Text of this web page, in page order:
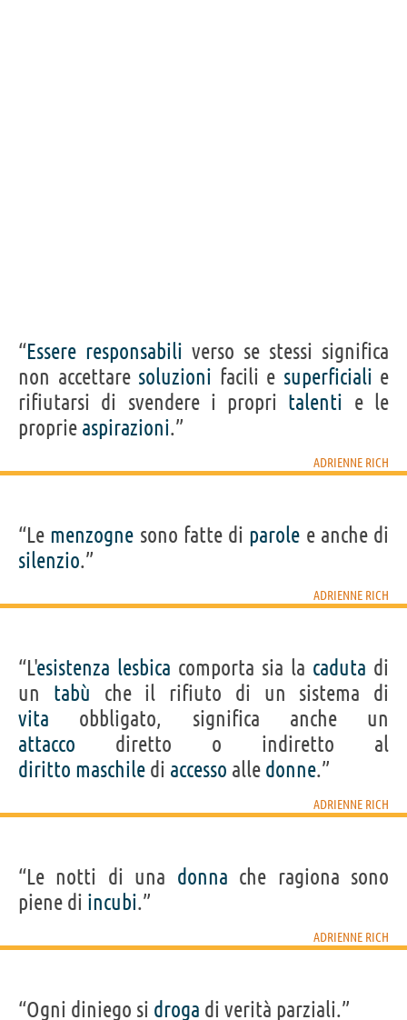
“Essere responsabili verso se stessi significa
non accettare soluzioni facili e superficiali e
rifiutarsi di svendere i propri talenti e le
proprie aspirazioni.”
ADRIENNE RICH
“Le menzogne sono fatte di parole e anche di
silenzio.”
ADRIENNE RICH
“L'esistenza lesbica comporta sia la caduta di
un tabù che il rifiuto di un sistema di
vita obbligato, significa anche un
attacco diretto o indiretto al
diritto maschile di accesso alle donne.”
ADRIENNE RICH
“Le notti di una donna che ragiona sono
piene di incubi.”
ADRIENNE RICH
“Ogni diniego si droga di verità parziali.”